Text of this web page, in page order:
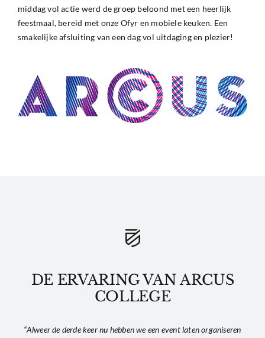
middag vol actie werd de groep beloond met een heerlijk
feestmaal, bereid met onze Ofyr en mobiele keuken. Een
smakelijke afsluiting van een dag vol uitdaging en plezier!
DE ERVARING VAN ARCUS
COLLEGE
“Alweer de derde keer nu hebben we een event laten organiseren